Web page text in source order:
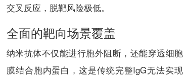
交叉反应，脱靶风险极低。
全面的靶向场景覆盖
纳米抗体不仅能进行胞外阻断，还能穿透细胞
膜结合胞内蛋白，这是传统完整IgG无法实现